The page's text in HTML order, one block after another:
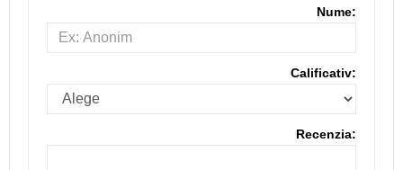
Nume:
Calificativ:
Recenzia: